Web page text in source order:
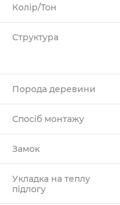
Колір/Тон
Структура
Порода деревини
Спосіб монтажу
Замок
Укладка на теплу
підлогу